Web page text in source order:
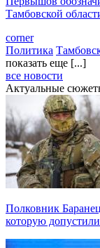
Тамбовской
corner
Политика
показать еще [...]
все новости
Актуальные
Полковник
которую